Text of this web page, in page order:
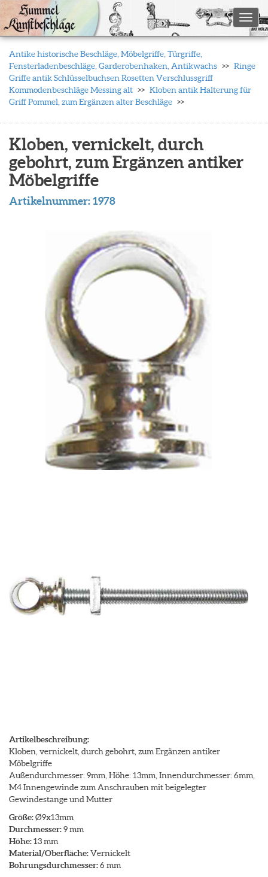
Antike historische Beschläge, Möbelgriffe, Türgriffe,
Fensterladenbeschläge, Garderobenhaken, Antikwachs
Ringe
Griffe antik Schlüsselbuchsen Rosetten Verschlussgriff
Kommodenbeschläge Messing alt
Kloben antik Halterung für
Griff Pommel, zum Ergänzen alter Beschläge
Kloben, vernickelt, durch
gebohrt, zum Ergänzen antiker
Möbelgriffe
Artikelnummer:1978
Artikelbeschreibung:
Kloben, vernickelt, durch gebohrt, zum Ergänzen antiker
Möbelgriffe
Außendurchmesser: 9mm, Höhe: 13mm, Innendurchmesser: 6mm,
M4 Innengewinde zum Anschrauben mit beigelegter
Gewindestange und Mutter
Größe:Ø9x13mm
Durchmesser:9 mm
Höhe:13 mm
Material/Oberfläche:Vernickelt
Bohrungsdurchmesser:6 mm